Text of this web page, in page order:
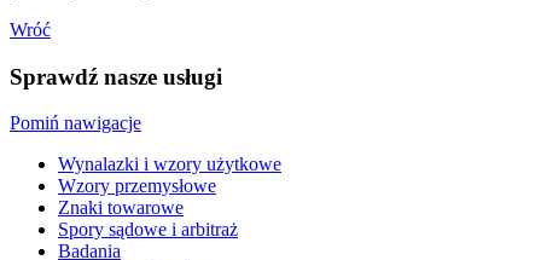
Wróć
Sprawdź nasze usługi
Pomiń nawigacje
Wynalazki i wzory użytkowe
Wzory przemysłowe
Znaki towarowe
Spory sądowe i arbitraż
Badania